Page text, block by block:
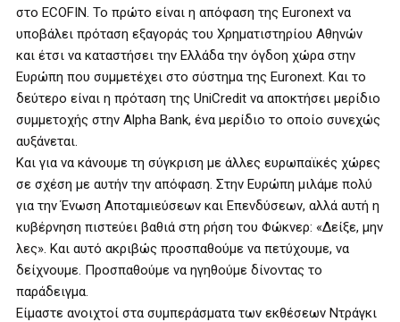
στο ECOFIN. Το πρώτο είναι η απόφαση της Euronext να
υποβάλει πρόταση εξαγοράς του Χρηματιστηρίου Αθηνών
και έτσι να καταστήσει την Ελλάδα την όγδοη χώρα στην
Ευρώπη που συμμετέχει στο σύστημα της Euronext. Και το
δεύτερο είναι η πρόταση της UniCredit να αποκτήσει μερίδιο
συμμετοχής στην Alpha Bank, ένα μερίδιο το οποίο συνεχώς
αυξάνεται.
Και για να κάνουμε τη σύγκριση με άλλες ευρωπαϊκές χώρες
σε σχέση με αυτήν την απόφαση. Στην Ευρώπη μιλάμε πολύ
για την Ένωση Αποταμιεύσεων και Επενδύσεων, αλλά αυτή η
κυβέρνηση πιστεύει βαθιά στη ρήση του Φώκνερ: «Δείξε, μην
λες». Και αυτό ακριβώς προσπαθούμε να πετύχουμε, να
δείχνουμε. Προσπαθούμε να ηγηθούμε δίνοντας το
παράδειγμα.
Είμαστε ανοιχτοί στα συμπεράσματα των εκθέσεων Ντράγκι